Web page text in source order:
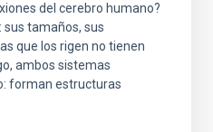
del cerebro humano?
sus tamaños, sus
que los rigen no tienen
ambos sistemas
forman estructuras